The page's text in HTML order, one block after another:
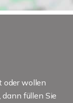
oder wollen
füllen Sie